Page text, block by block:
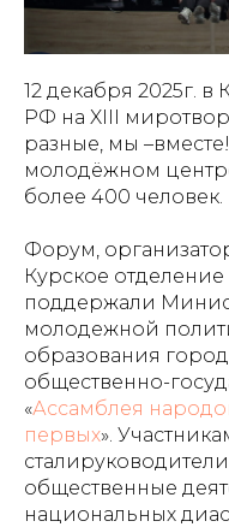
12 декабря 2025г.
РФ на XIII
разные, мы
молодёжном
более 400 человек.
Форум,
Курское
поддержали
молодежной
образования
общественно-
«Ассамблея
первых».
общественные
национальных